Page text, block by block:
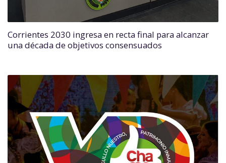
Corrientes 2030 ingresa en recta final para alcanzar
una década de objetivos consensuados